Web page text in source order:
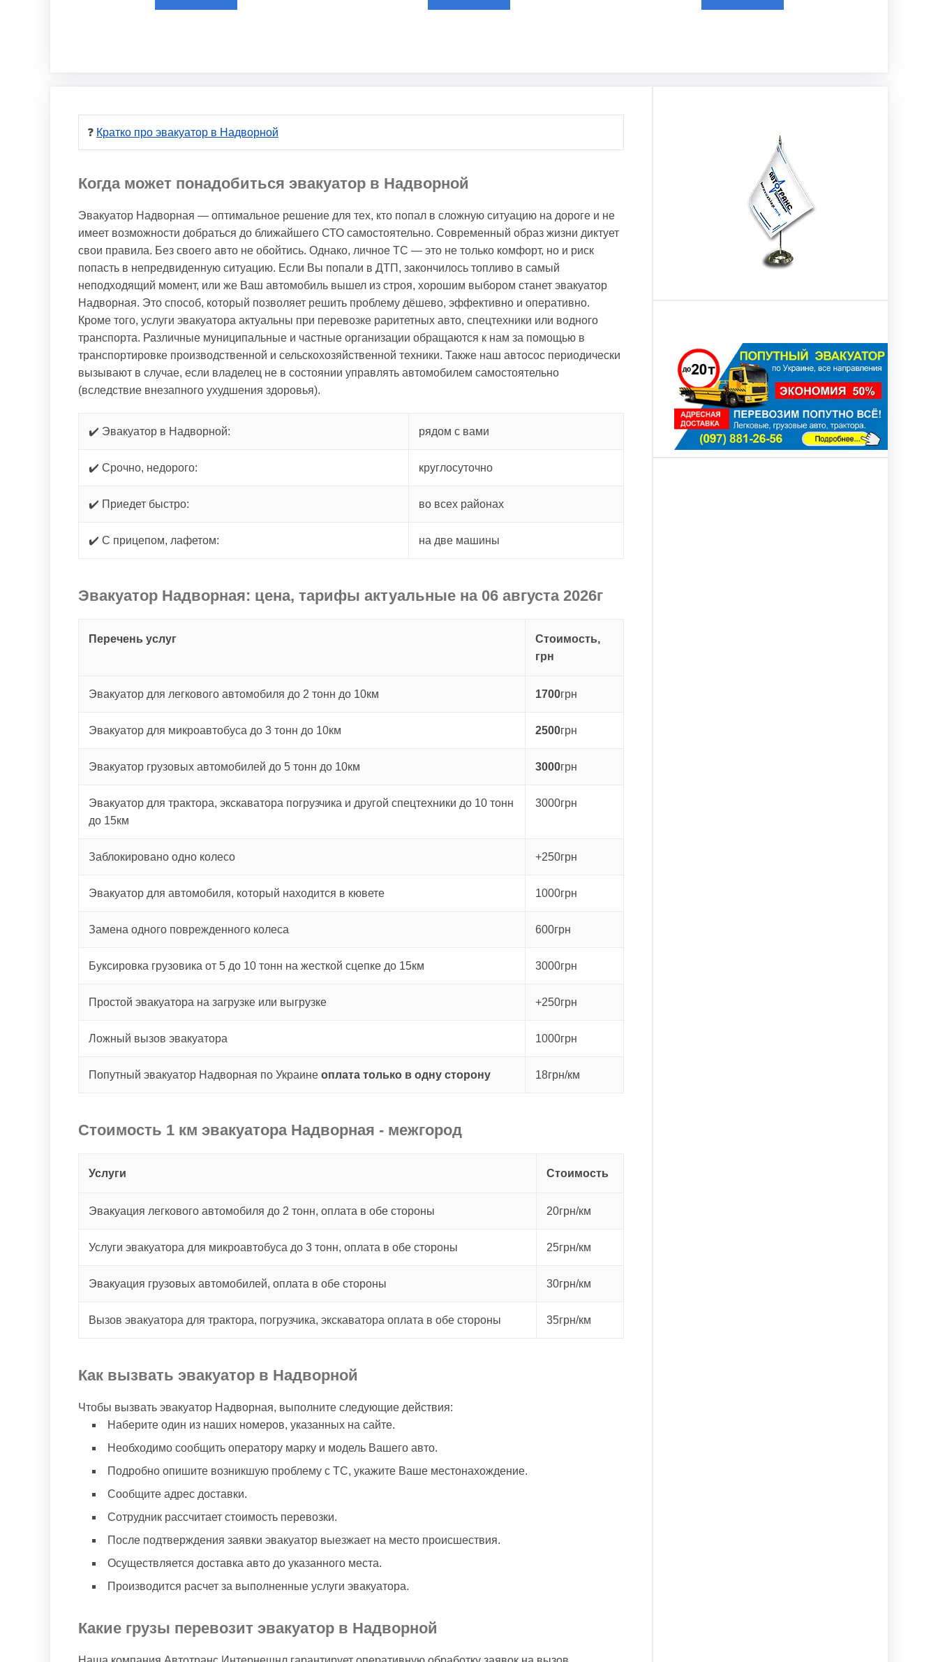
❓ Кратко про эвакуатор в Надворной
Когда может понадобиться эвакуатор в Надворной
Эвакуатор Надворная — оптимальное решение для тех, кто попал в сложную ситуацию на дороге и не
имеет возможности добраться до ближайшего СТО самостоятельно. Современный образ жизни диктует
свои правила. Без своего авто не обойтись. Однако, личное ТС — это не только комфорт, но и риск
попасть в непредвиденную ситуацию. Если Вы попали в ДТП, закончилось топливо в самый
неподходящий момент, или же Ваш автомобиль вышел из строя, хорошим выбором станет эвакуатор
Надворная. Это способ, который позволяет решить проблему дёшево, эффективно и оперативно.
Кроме того, услуги эвакуатора актуальны при перевозке раритетных авто, спецтехники или водного
транспорта. Различные муниципальные и частные организации обращаются к нам за помощью в
транспортировке производственной и сельскохозяйственной техники. Также наш автосос периодически
вызывают в случае, если владелец не в состоянии управлять автомобилем самостоятельно
(вследствие внезапного ухудшения здоровья).
✔️ Эвакуатор в Надворной: рядом с вами
✔️ Срочно, недорого: круглосуточно
✔️ Приедет быстро: во всех районах
✔️ С прицепом, лафетом: на две машины
Эвакуатор Надворная: цена, тарифы актуальные на 06 августа 2026г
Перечень услуг
Стоимость,
грн
Эвакуатор для легкового автомобиля до 2 тонн до 10км 1700грн
Эвакуатор для микроавтобуса до 3 тонн до 10км 2500грн
Эвакуатор грузовых автомобилей до 5 тонн до 10км 3000грн
Эвакуатор для трактора, экскаватора погрузчика и другой спецтехники до 10 тонн
до 15км
3000грн
Заблокировано одно колесо +250грн
Эвакуатор для автомобиля, который находится в кювете 1000грн
Замена одного поврежденного колеса 600грн
Буксировка грузовика от 5 до 10 тонн на жесткой сцепке до 15км 3000грн
Простой эвакуатора на загрузке или выгрузке +250грн
Ложный вызов эвакуатора 1000грн
Попутный эвакуатор Надворная по Украине оплата только в одну сторону 18грн/км
Стоимость 1 км эвакуатора Надворная - межгород
Услуги Стоимость
Эвакуация легкового автомобиля до 2 тонн, оплата в обе стороны 20грн/км
Услуги эвакуатора для микроавтобуса до 3 тонн, оплата в обе стороны 25грн/км
Эвакуация грузовых автомобилей, оплата в обе стороны 30грн/км
Вызов эвакуатора для трактора, погрузчика, экскаватора оплата в обе стороны 35грн/км
Как вызвать эвакуатор в Надворной
Чтобы вызвать эвакуатор Надворная, выполните следующие действия:
Наберите один из наших номеров, указанных на сайте.
Необходимо сообщить оператору марку и модель Вашего авто.
Подробно опишите возникшую проблему с ТС, укажите Ваше местонахождение.
Сообщите адрес доставки.
Сотрудник рассчитает стоимость перевозки.
После подтверждения заявки эвакуатор выезжает на место происшествия.
Осуществляется доставка авто до указанного места.
Производится расчет за выполненные услуги эвакуатора.
Какие грузы перевозит эвакуатор в Надворной